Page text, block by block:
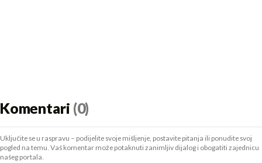
Komentari (0)
Uključite se u raspravu – podijelite svoje mišljenje, postavite pitanja ili ponudite svoj
pogled na temu. Vaš komentar može potaknuti zanimljiv dijalog i obogatiti zajednicu
našeg portala.